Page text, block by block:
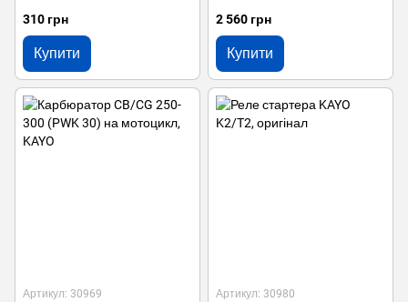
310 грн
Купити
2 560 грн
Купити
Артикул: 30969 Артикул: 30980